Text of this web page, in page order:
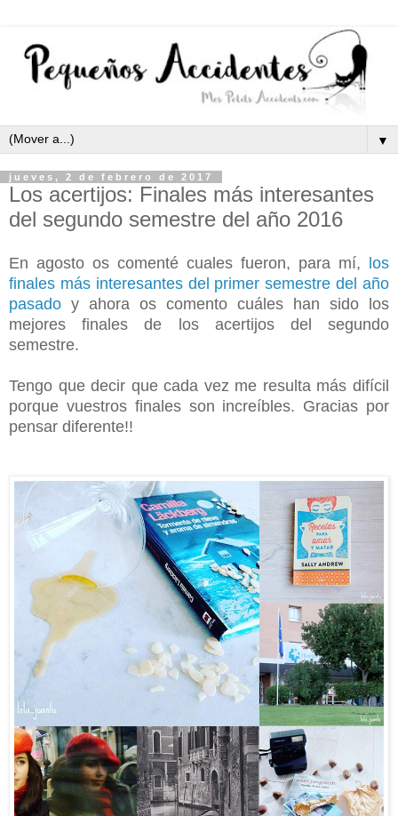
▼
jueves, 2 de febrero de 2017
Los acertijos: Finales más interesantes
del segundo semestre del año 2016
En agosto os comenté cuales fueron, para mí, los
finales más interesantes del primer semestre del año
pasado y ahora os comento cuáles han sido los
mejores finales de los acertijos del segundo
semestre.
Tengo que decir que cada vez me resulta más difícil
porque vuestros finales son increíbles. Gracias por
pensar diferente!!